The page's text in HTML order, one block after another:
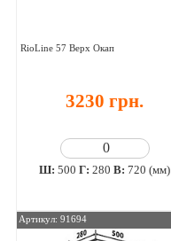
RioLine 57 Верх Окап
3230 грн.
Ш:500 Г:280 В:720 (мм)
Артикул: 91694